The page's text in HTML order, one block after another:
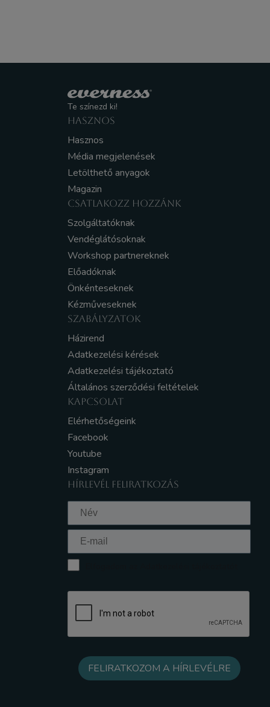
Te színezd ki!
HASZNOS
Hasznos
Média megjelenések
Letölthető anyagok
Magazin
CSATLAKOZZ HOZZÁNK
Szolgáltatóknak
Vendéglátósoknak
Workshop partnereknek
Előadóknak
Önkénteseknek
Kézműveseknek
SZABÁLYZATOK
Házirend
Adatkezelési kérések
Adatkezelési tájékoztató
Általános szerződési feltételek
KAPCSOLAT
Elérhetőségeink
Facebook
Youtube
Instagram
HÍRLEVÉL FELIRATKOZÁS